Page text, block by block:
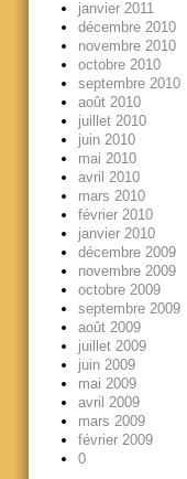
janvier 2011
décembre 2010
novembre 2010
octobre 2010
septembre 2010
août 2010
juillet 2010
juin 2010
mai 2010
avril 2010
mars 2010
février 2010
janvier 2010
décembre 2009
novembre 2009
octobre 2009
septembre 2009
août 2009
juillet 2009
juin 2009
mai 2009
avril 2009
mars 2009
février 2009
0